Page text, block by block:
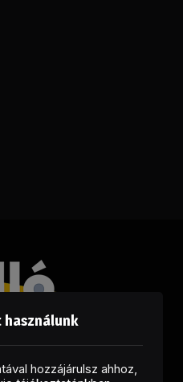
használunk
hozzájárulsz ahhoz,